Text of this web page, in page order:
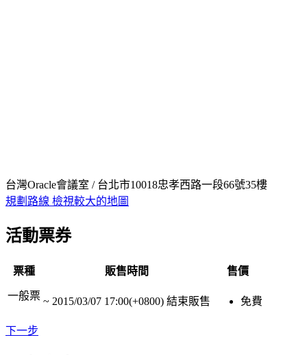
台灣Oracle會議室 / 台北市10018忠孝西路一段66號35樓
規劃路線 檢視較大的地圖
活動票券
票種 販售時間 售價
一般票 ~ 2015/03/07 17:00(+0800) 結束販售 免費
下一步